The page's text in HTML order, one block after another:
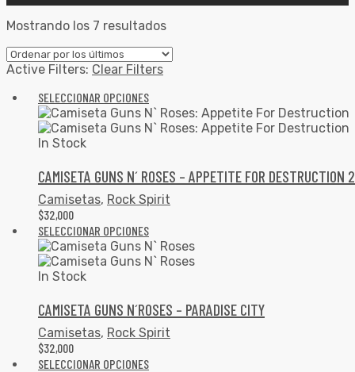
Mostrando los 7 resultados
Active Filters: Clear Filters
SELECCIONAR OPCIONES
In Stock
CAMISETA GUNS N´ ROSES – APPETITE FOR DESTRUCTION 2
Camisetas, Rock Spirit
$32,000
SELECCIONAR OPCIONES
In Stock
CAMISETA GUNS N´ROSES – PARADISE CITY
Camisetas, Rock Spirit
$32,000
SELECCIONAR OPCIONES